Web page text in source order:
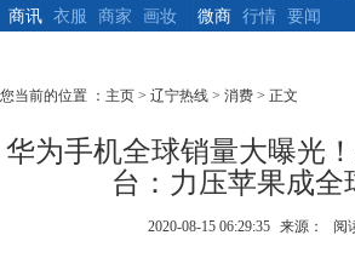
商讯
衣服 商家 画妆
微商
行情 要闻
您当前的位置 ： 主页 > 辽宁热线 > 消费 > 正文
华为手机全球销量大曝光
台：力压苹果成全
2020-08-15 06:29:35 来源： 阅